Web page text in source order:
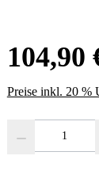
104,90
Preise inkl. 20 %